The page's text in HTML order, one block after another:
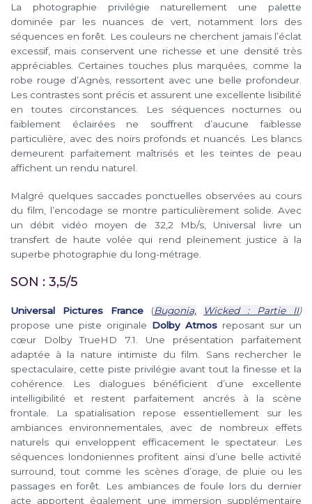
La photographie privilégie naturellement une palette
dominée par les nuances de vert, notamment lors des
séquences en forêt. Les couleurs ne cherchent jamais l’éclat
excessif, mais conservent une richesse et une densité très
appréciables. Certaines touches plus marquées, comme la
robe rouge d’Agnès, ressortent avec une belle profondeur.
Les contrastes sont précis et assurent une excellente lisibilité
en toutes circonstances. Les séquences nocturnes ou
faiblement éclairées ne souffrent d’aucune faiblesse
particulière, avec des noirs profonds et nuancés. Les blancs
demeurent parfaitement maîtrisés et les teintes de peau
affichent un rendu naturel.
Malgré quelques saccades ponctuelles observées au cours
du film, l’encodage se montre particulièrement solide. Avec
un débit vidéo moyen de 32,2 Mb/s, Universal livre un
transfert de haute volée qui rend pleinement justice à la
superbe photographie du long-métrage.
SON : 3,5/5
Universal Pictures France (Bugonia, Wicked : Partie II)
propose une piste originale Dolby Atmos reposant sur un
cœur Dolby TrueHD 7.1. Une présentation parfaitement
adaptée à la nature intimiste du film. Sans rechercher le
spectaculaire, cette piste privilégie avant tout la finesse et la
cohérence. Les dialogues bénéficient d’une excellente
intelligibilité et restent parfaitement ancrés à la scène
frontale. La spatialisation repose essentiellement sur les
ambiances environnementales, avec de nombreux effets
naturels qui enveloppent efficacement le spectateur. Les
séquences londoniennes profitent ainsi d’une belle activité
surround, tout comme les scènes d’orage, de pluie ou les
passages en forêt. Les ambiances de foule lors du dernier
acte apportent également une immersion supplémentaire